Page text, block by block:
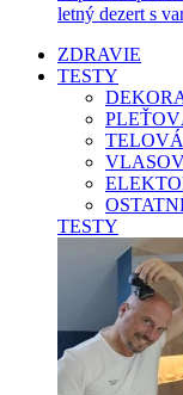
letný dezert s
ZDRAVIE
TESTY
TESTY